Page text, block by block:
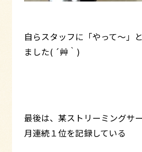
自らスタッフに「やって～」
ました( ´艸｀)
最後は、某ストリーミングサ
月連続１位を記録している